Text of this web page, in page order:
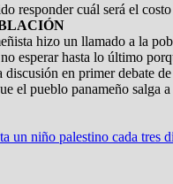
responder cuál será el costo
hizo un llamado a la
esperar hasta lo último
en primer debate
el pueblo panameño salga
un niño palestino cada tres